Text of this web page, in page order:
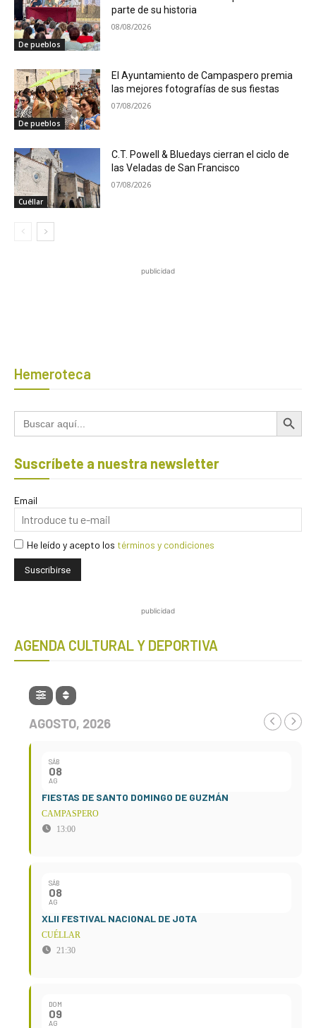
De pueblos
parte de su historia
08/08/2026
De pueblos
El Ayuntamiento de Campaspero premia
las mejores fotografías de sus fiestas
07/08/2026
Cuéllar
C.T. Powell & Bluedays cierran el ciclo de
las Veladas de San Francisco
07/08/2026
publicidad
Hemeroteca
Buscar: Botón de
Suscríbete a nuestra newsletter
Email
He leído y acepto los términos y condiciones
publicidad
AGENDA CULTURAL Y DEPORTIVA
AGOSTO, 2026
SÁB
08
AG
FIESTAS DE SANTO DOMINGO DE GUZMÁN
CAMPASPERO
13:00
SÁB
08
AG
XLII FESTIVAL NACIONAL DE JOTA
CUÉLLAR
21:30
DOM
09
AG